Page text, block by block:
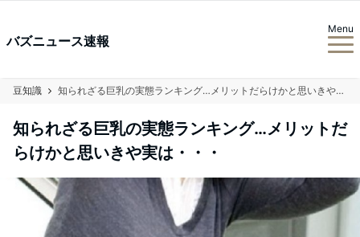
バズニュース速報
Menu
豆知識 知られざる巨乳の実態ランキング…メリットだらけかと思いきや実は・・・
知られざる巨乳の実態ランキング…メリットだ
らけかと思いきや実は・・・